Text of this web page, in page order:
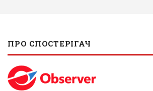
ПРО СПОСТЕРІГАЧ